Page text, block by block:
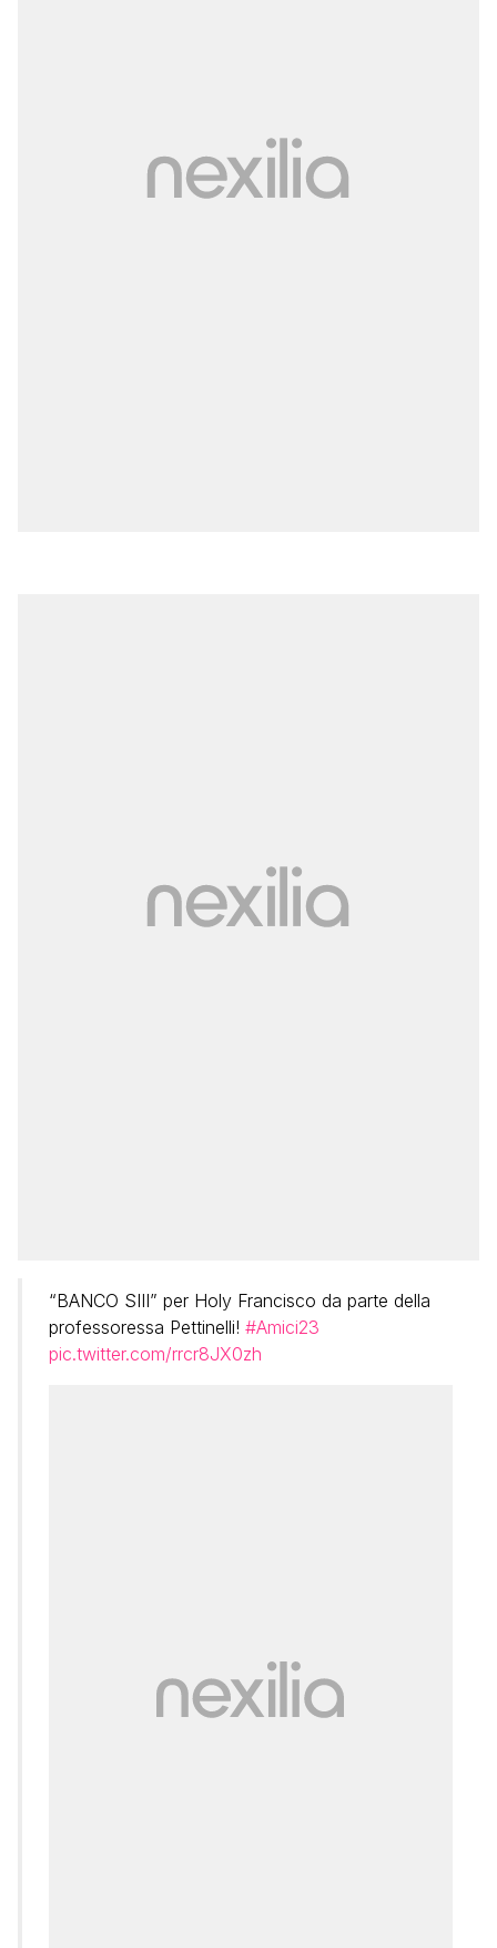
“BANCO SIII” per Holy Francisco da parte della
professoressa Pettinelli! #Amici23
pic.twitter.com/rrcr8JX0zh